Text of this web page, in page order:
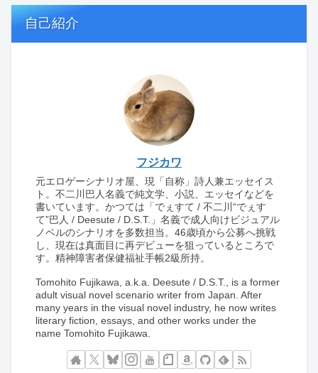
自己紹介
フジカワ
元エロゲーシナリオ屋、現「自称」詩人兼エッセイス
ト。不二川巴人名義で純文学、小説、エッセイなどを
書いています。かつては「でぇすて / 不二川“でぇす
て”巴人 / Deesute / D.S.T.」名義で成人向けビジュアル
ノベルのシナリオを多数担当。46歳頃から公募へ挑戦
し、現在は真面目に再デビューを狙っているところで
す。精神障害者保健福祉手帳2級所持。
Tomohito Fujikawa, a.k.a. Deesute / D.S.T., is a former
adult visual novel scenario writer from Japan. After
many years in the visual novel industry, he now writes
literary fiction, essays, and other works under the
name Tomohito Fujikawa.